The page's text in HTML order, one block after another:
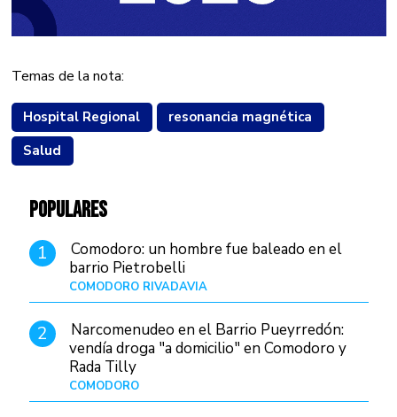
Temas de la nota:
Hospital Regional
resonancia magnética
Salud
POPULARES
1
Comodoro: un hombre fue baleado en el
barrio Pietrobelli
COMODORO RIVADAVIA
2
Narcomenudeo en el Barrio Pueyrredón:
vendía droga "a domicilio" en Comodoro y
Rada Tilly
COMODORO